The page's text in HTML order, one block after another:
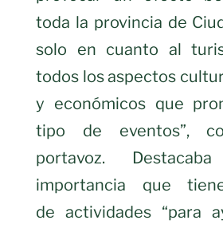
toda la provincia de
solo en cuanto al
todos los aspectos
y económicos que
tipo de eventos”,
portavoz.
importancia que
de actividades “para